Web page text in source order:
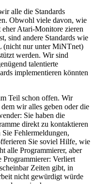
alle die Standards
Obwohl viele davon, wie
Atari-Monitore zieren
sind andere Standards wie
(nicht nur unter MiNTnet)
werden. Wir sind
talentierte
implementieren könnten
Teil schon offen. Wir
wir alles geben oder die
Sie haben die
direkt zu kontaktieren
Fehlermeldungen,
Sie soviel Hilfe, wie
alle Programmierer, aber
Verliert
Zeiten gibt, in
nicht gewürdigt würde